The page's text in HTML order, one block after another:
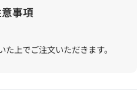
事項
上でご注文いただきます。